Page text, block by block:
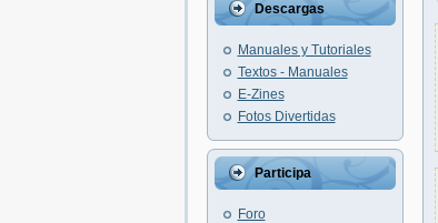
Descargas
Manuales y Tutoriales
Textos - Manuales
E-Zines
Fotos Divertidas
Participa
Foro